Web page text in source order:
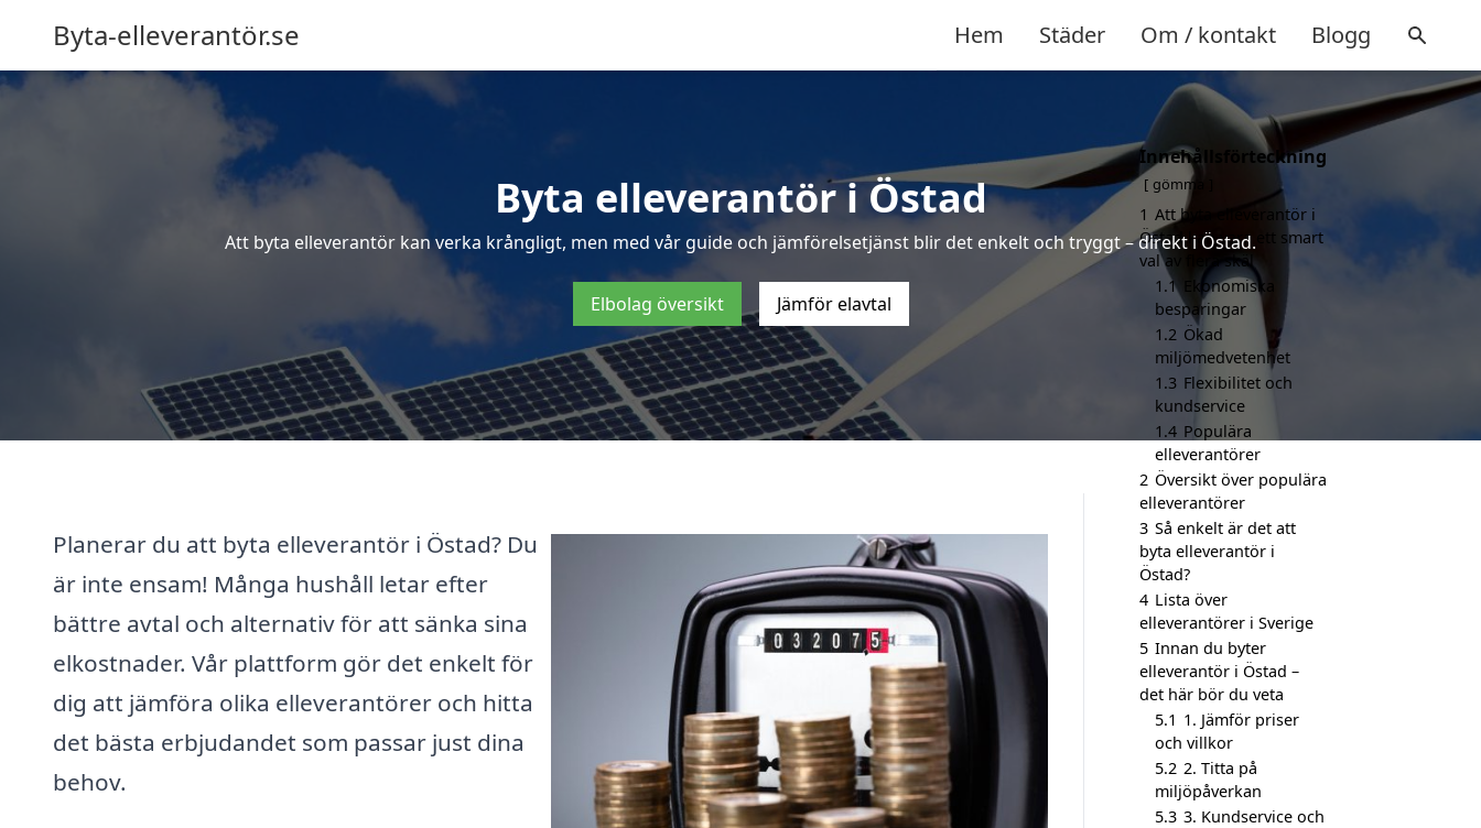
Byta-elleverantör.se Hem Städer Om / kontakt Blogg
Byta elleverantör i Östad
Att byta elleverantör kan verka krångligt, men med vår guide och jämförelsetjänst blir det enkelt och tryggt – direkt i Östad.
Elbolag översikt Jämför elavtal
Planerar du att byta elleverantör i Östad? Du
är inte ensam! Många hushåll letar efter
bättre avtal och alternativ för att sänka sina
elkostnader. Vår plattform gör det enkelt för
dig att jämföra olika elleverantörer och hitta
det bästa erbjudandet som passar just dina
behov.
Innehållsförteckning
gömma
1 Att byta elleverantör i
Östad kan vara ett smart
val av flera skäl
1.1
Ekonomiska
besparingar
1.2 Ökad
miljömedvetenhet
1.3 Flexibilitet och
kundservice
1.4 Populära
elleverantörer
2 Översikt över populära
elleverantörer
3 Så enkelt är det att
byta elleverantör i
Östad?
4 Lista över
elleverantörer i Sverige
5 Innan du byter
elleverantör i Östad –
det här bör du veta
5.1 1. Jämför priser
och villkor
5.2 2. Titta på
miljöpåverkan
5.3 3. Kundservice och